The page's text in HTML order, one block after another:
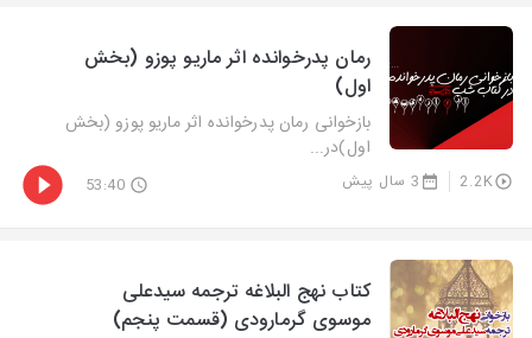
رمان پدرخوانده اثر ماریو پوزو (بخش
اول)
بازخوانی رمان پدرخوانده اثر ماریو پوزو (بخش
اول)در...
2.2K 3 سال پیش 53:40
كتاب نهج البلاغه ترجمه سیدعلی
موسوی گرمارودی (قسمت پنجم)